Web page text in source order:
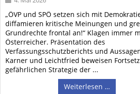
„ÖVP und SPÖ setzen sich mit
diffamieren kritische Meinungen und
Grundrechte frontal an!“ Klagen immer
Österreicher. Präsentation des
Verfassungsschutzberichts und
Karner und Leichtfried beweisen
gefährlichen Strategie der ...
Weiterlesen …